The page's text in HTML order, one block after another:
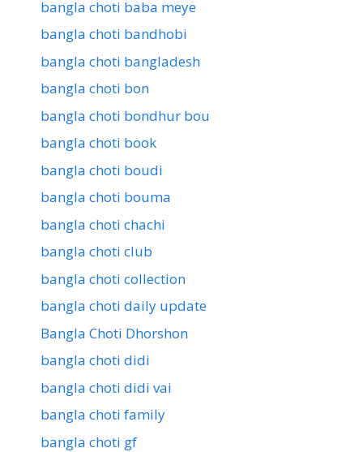
bangla choti baba meye
bangla choti bandhobi
bangla choti bangladesh
bangla choti bon
bangla choti bondhur bou
bangla choti book
bangla choti boudi
bangla choti bouma
bangla choti chachi
bangla choti club
bangla choti collection
bangla choti daily update
Bangla Choti Dhorshon
bangla choti didi
bangla choti didi vai
bangla choti family
bangla choti gf